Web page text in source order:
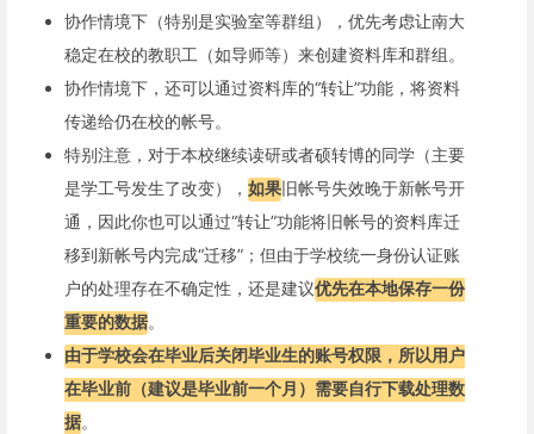
协作情境下（特别是实验室等群组），优先考虑让南大
稳定在校的教职工（如导师等）来创建资料库和群组。
协作情境下，还可以通过资料库的“转让”功能，将资料
传递给仍在校的帐号。
特别注意，对于本校继续读研或者硕转博的同学（主要
是学工号发生了改变）， 如果旧帐号失效晚于新帐号开
通，因此你也可以通过“转让”功能将旧帐号的资料库迁
移到新帐号内完成“迁移”；但由于学校统一身份认证账
户的处理存在不确定性，还是建议优先在本地保存一份
重要的数据。
由于学校会在毕业后关闭毕业生的账号权限，所以用户
在毕业前（建议是毕业前一个月）需要自行下载处理数
据。